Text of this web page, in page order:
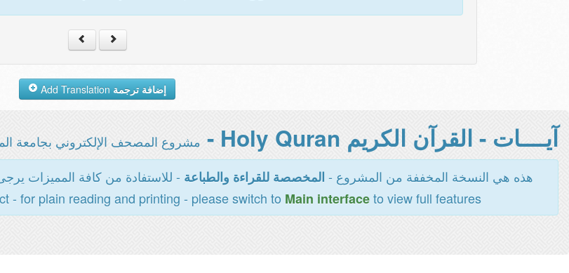
إضافة ترجمة
آيــــات - القرآن الكريم Holy Quran - مشروع المصحف الإلكتروني بجامعة
هذه هي النسخة المخففة من المشروع - المخصصة للقراءة والطباعة - للاستفادة من كافة المميزات
- for plain reading and printing - please switch to Main interfaceto view full features